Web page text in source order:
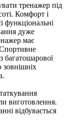
тренажер під
Комфорт і
функціональні
дуже
має
багатошарової
зовнішніх
виготовлення.
відбувається